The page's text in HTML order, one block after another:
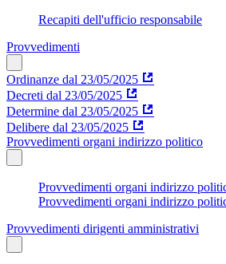
Recapiti dell'ufficio responsabile
Provvedimenti
Ordinanze dal 23/05/2025
Decreti dal 23/05/2025
Determine dal 23/05/2025
Delibere dal 23/05/2025
Provvedimenti organi indirizzo politico
Provvedimenti organi indirizzo
Provvedimenti organi indirizzo
Provvedimenti dirigenti amministrativi